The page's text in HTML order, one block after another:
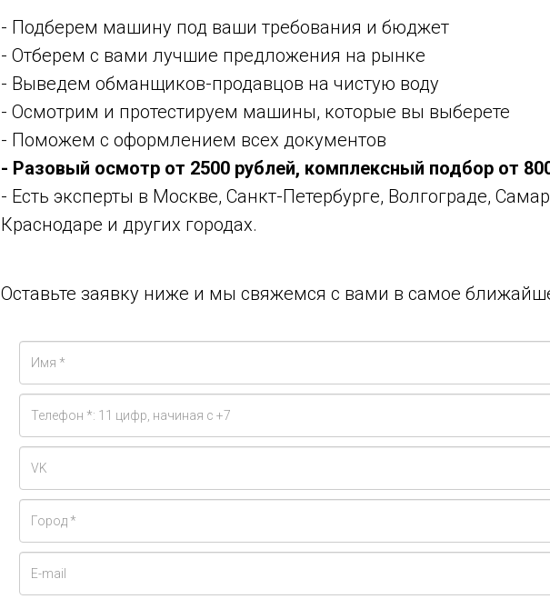
- Подберем машину под ваши требования и бюджет
- Отберем с вами лучшие предложения на рынке
- Выведем обманщиков-продавцов на чистую воду
- Осмотрим и протестируем машины, которые вы выберете
- Поможем с оформлением всех документов
- Разовый осмотр от 2500 рублей, комплексный подбор от
- Есть эксперты в Москве, Санкт-Петербурге, Волгограде,
Краснодаре и других городах.
Оставьте заявку ниже и мы свяжемся с вами в самое